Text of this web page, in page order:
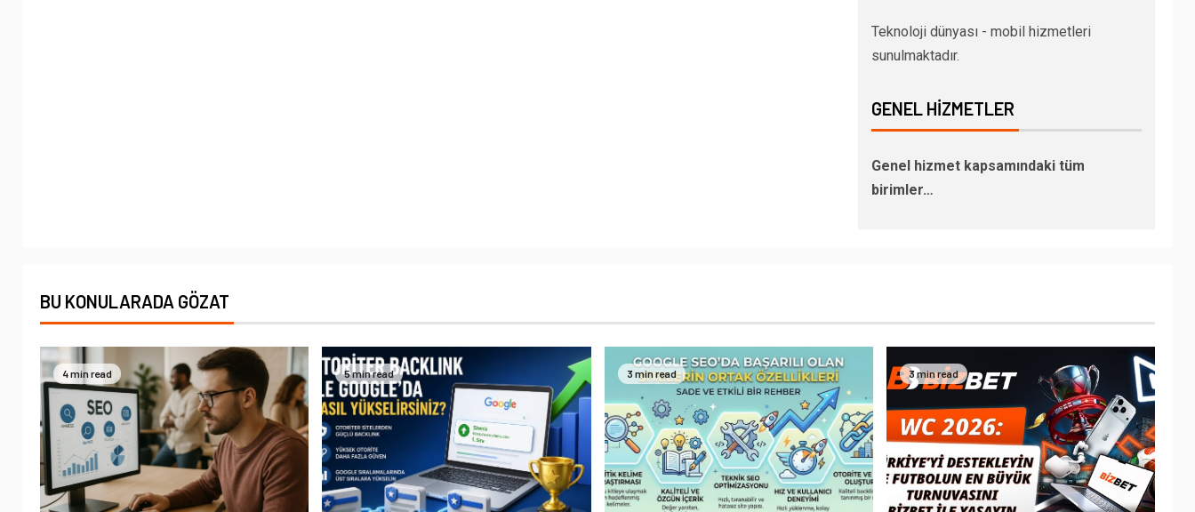
Teknoloji dünyası - mobil hizmetleri
sunulmaktadır.
GENEL HIZMETLER
Genel hizmet kapsamındaki tüm
birimler…
BU KONULARADA GÖZAT
4 min read 5 min read 3 min read 3 min read